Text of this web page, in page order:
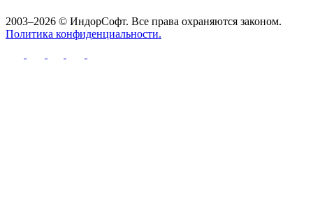
2003–2026 © ИндорСофт. Все права охраняются законом.
Политика конфиденциальности.